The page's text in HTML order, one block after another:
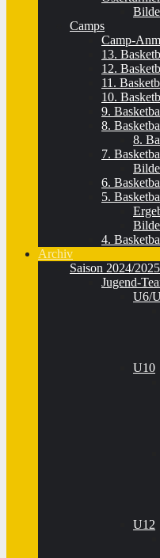
Camps
Camp-
13.
12.
11.
10.
9.
8.
8.
7.
6.
5.
4.
Archiv
Saison 2024/2025
Jugend-
U6/
U10
U12